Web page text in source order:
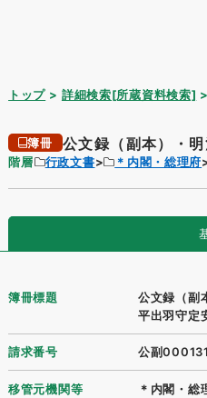
トップ 詳細検索[所蔵資料検索]
簿冊 公文録（副本）・
階層 行政文書 ＊内閣・総理府
簿冊標題
公文録（副
平出羽守定
請求番号 公副
移管元機関等 ＊内閣・総